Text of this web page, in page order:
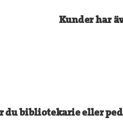
Kunder har
du bibliotekarie eller